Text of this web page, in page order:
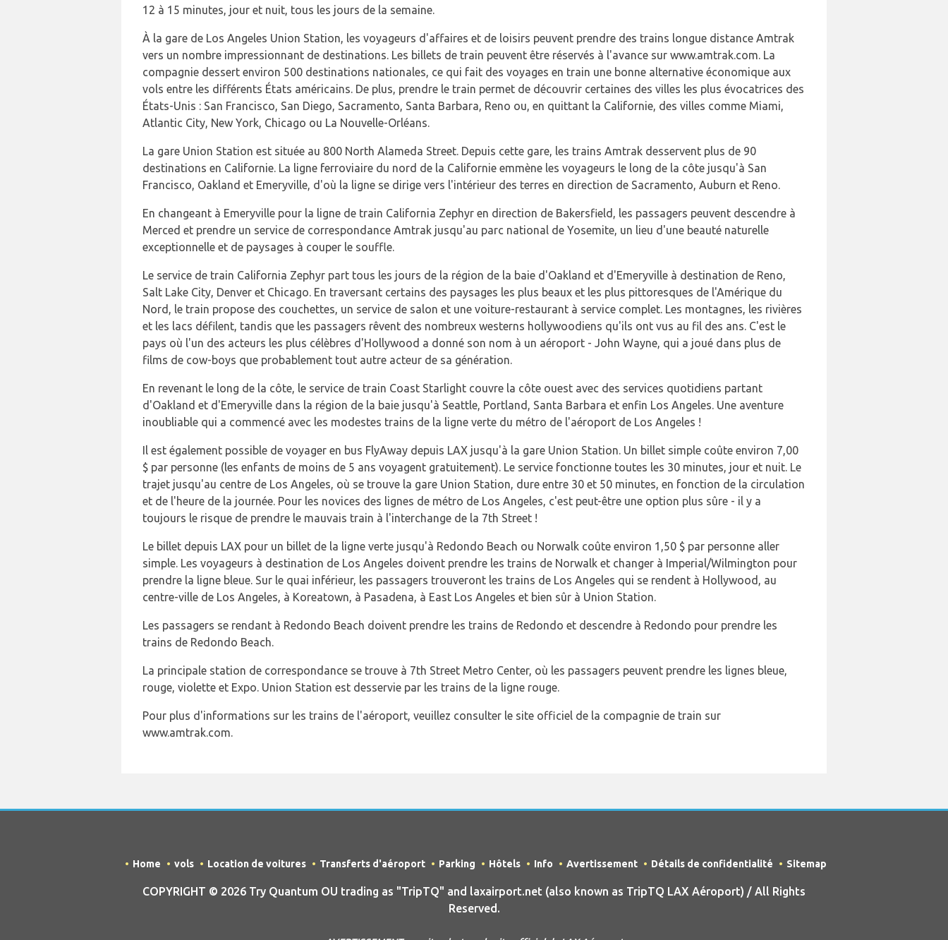
12 à 15 minutes, jour et nuit, tous les jours de la semaine.
À la gare de Los Angeles Union Station, les voyageurs d'affaires et de loisirs peuvent prendre des trains longue distance Amtrak
vers un nombre impressionnant de destinations. Les billets de train peuvent être réservés à l'avance sur www.amtrak.com. La
compagnie dessert environ 500 destinations nationales, ce qui fait des voyages en train une bonne alternative économique aux
vols entre les différents États américains. De plus, prendre le train permet de découvrir certaines des villes les plus évocatrices des
États-Unis : San Francisco, San Diego, Sacramento, Santa Barbara, Reno ou, en quittant la Californie, des villes comme Miami,
Atlantic City, New York, Chicago ou La Nouvelle-Orléans.
La gare Union Station est située au 800 North Alameda Street. Depuis cette gare, les trains Amtrak desservent plus de 90
destinations en Californie. La ligne ferroviaire du nord de la Californie emmène les voyageurs le long de la côte jusqu'à San
Francisco, Oakland et Emeryville, d'où la ligne se dirige vers l'intérieur des terres en direction de Sacramento, Auburn et Reno.
En changeant à Emeryville pour la ligne de train California Zephyr en direction de Bakersfield, les passagers peuvent descendre à
Merced et prendre un service de correspondance Amtrak jusqu'au parc national de Yosemite, un lieu d'une beauté naturelle
exceptionnelle et de paysages à couper le souffle.
Le service de train California Zephyr part tous les jours de la région de la baie d'Oakland et d'Emeryville à destination de Reno,
Salt Lake City, Denver et Chicago. En traversant certains des paysages les plus beaux et les plus pittoresques de l'Amérique du
Nord, le train propose des couchettes, un service de salon et une voiture-restaurant à service complet. Les montagnes, les rivières
et les lacs défilent, tandis que les passagers rêvent des nombreux westerns hollywoodiens qu'ils ont vus au fil des ans. C'est le
pays où l'un des acteurs les plus célèbres d'Hollywood a donné son nom à un aéroport - John Wayne, qui a joué dans plus de
films de cow-boys que probablement tout autre acteur de sa génération.
En revenant le long de la côte, le service de train Coast Starlight couvre la côte ouest avec des services quotidiens partant
d'Oakland et d'Emeryville dans la région de la baie jusqu'à Seattle, Portland, Santa Barbara et enfin Los Angeles. Une aventure
inoubliable qui a commencé avec les modestes trains de la ligne verte du métro de l'aéroport de Los Angeles !
Il est également possible de voyager en bus FlyAway depuis LAX jusqu'à la gare Union Station. Un billet simple coûte environ 7,00
$ par personne (les enfants de moins de 5 ans voyagent gratuitement). Le service fonctionne toutes les 30 minutes, jour et nuit. Le
trajet jusqu'au centre de Los Angeles, où se trouve la gare Union Station, dure entre 30 et 50 minutes, en fonction de la circulation
et de l'heure de la journée. Pour les novices des lignes de métro de Los Angeles, c'est peut-être une option plus sûre - il y a
toujours le risque de prendre le mauvais train à l'interchange de la 7th Street !
Le billet depuis LAX pour un billet de la ligne verte jusqu'à Redondo Beach ou Norwalk coûte environ 1,50 $ par personne aller
simple. Les voyageurs à destination de Los Angeles doivent prendre les trains de Norwalk et changer à Imperial/Wilmington pour
prendre la ligne bleue. Sur le quai inférieur, les passagers trouveront les trains de Los Angeles qui se rendent à Hollywood, au
centre-ville de Los Angeles, à Koreatown, à Pasadena, à East Los Angeles et bien sûr à Union Station.
Les passagers se rendant à Redondo Beach doivent prendre les trains de Redondo et descendre à Redondo pour prendre les
trains de Redondo Beach.
La principale station de correspondance se trouve à 7th Street Metro Center, où les passagers peuvent prendre les lignes bleue,
rouge, violette et Expo. Union Station est desservie par les trains de la ligne rouge.
Pour plus d'informations sur les trains de l'aéroport, veuillez consulter le site officiel de la compagnie de train sur
www.amtrak.com.
Home vols Location de voitures Transferts d'aéroport Parking Hôtels Info Avertissement Détails de confidentialité Sitemap
COPYRIGHT © 2026 Try Quantum OU trading as "TripTQ" and laxairport.net (also known as TripTQ LAX Aéroport) / All Rights
Reserved.